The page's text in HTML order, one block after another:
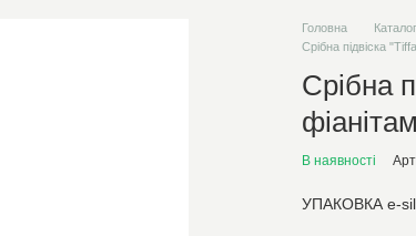
Головна
Срібна підвіска
Срібна
В наявності
УПАКОВКА e-